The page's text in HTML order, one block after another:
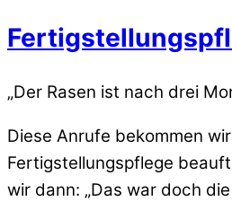
„Der Rasen ist nach drei
Diese Anrufe bekommen
Fertigstellungspflege
wir dann: „Das war doch